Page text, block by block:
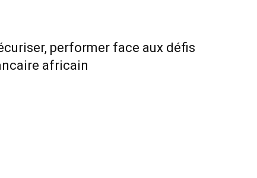
performer face aux défis
africain